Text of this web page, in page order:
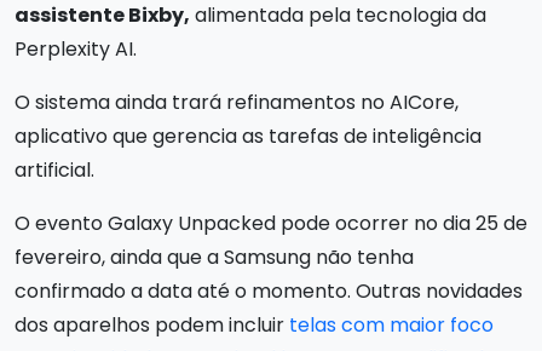
assistente Bixby, alimentada pela tecnologia da
Perplexity AI.
O sistema ainda trará refinamentos no AICore,
aplicativo que gerencia as tarefas de inteligência
artificial.
O evento Galaxy Unpacked pode ocorrer no dia 25 de
fevereiro, ainda que a Samsung não tenha
confirmado a data até o momento. Outras novidades
dos aparelhos podem incluir telas com maior foco